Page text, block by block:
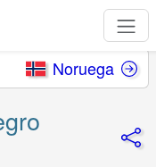
Noruega